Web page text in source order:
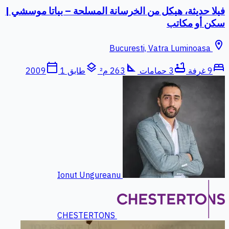
فيلا حديثة، هيكل من الخرسانة المسلحة – بياتا موسشي |
سكن أو مكاتب
location_on
bed 9 غرفة bathtub 3 حمامات square_foot 263 م² layers طابق 1 calendar_today
2009
Ionut Ungureanu
CHESTERTONS